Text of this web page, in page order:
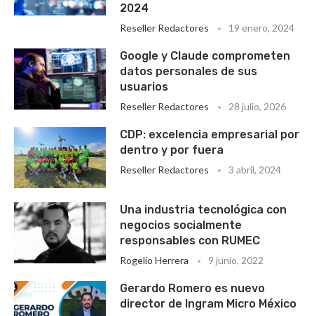
2024
Reseller Redactores 19 enero, 2024
Google y Claude comprometen
datos personales de sus
usuarios
Reseller Redactores 28 julio, 2026
CDP: excelencia empresarial por
dentro y por fuera
Reseller Redactores 3 abril, 2024
Una industria tecnológica con
negocios socialmente
responsables con RUMEC
Rogelio Herrera 9 junio, 2022
Gerardo Romero es nuevo
director de Ingram Micro México